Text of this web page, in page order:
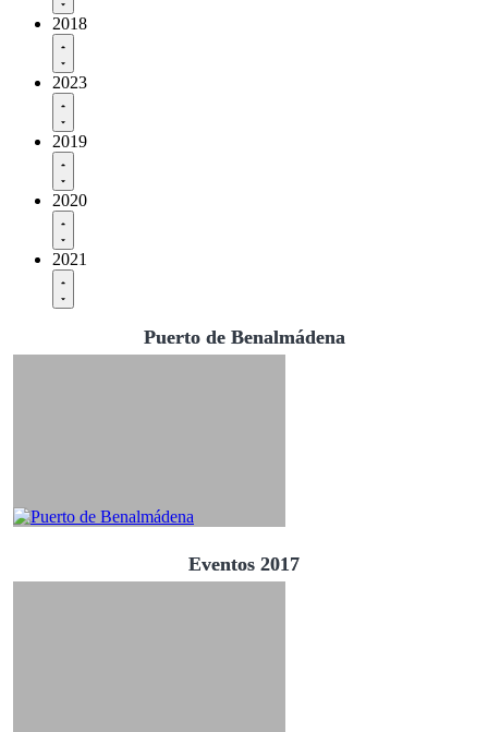
2018
2023
2019
2020
2021
Puerto de Benalmádena
Eventos 2017